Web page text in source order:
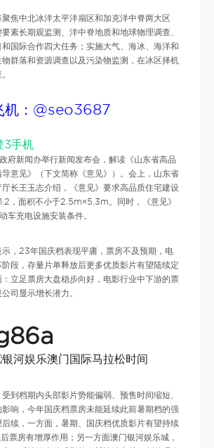
焦中北冰洋太平洋扇区和加克洋中脊两大区
素长期观监测、洋中脊地质和地球物理调查、
国际合作四大任务；实施大气、海冰、海洋和
群落和资源调查以及污染物监测，在冰区择机
机：@seo3687
3手机
府新闻办举行新闻发布会，解读《山东省高品
意见》（下文简称《意见》）。会上，山东省
长王玉志介绍，《意见》要求高品质住宅建设
，面积不小于2.5m×5.3m。同时，《意见》
车充电设施安装条件。
23年国庆档表现平庸，票房不及预期，电
段，存量片单释放后更多优质影片有望陆续定
立足票房大盘稳步向好，电影行业中下游的票
司显示增长潜力。
档期内头部影片势能偏弱、预售时间缩短、
响，今年国庆档票房未能延续此前暑期档的强
续，一方面，暑期、国庆档优质影片有望持续
票房有增厚作用；另一方面澳门银河娱乐城，